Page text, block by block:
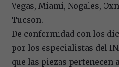
Vegas, Miami, Nogales,
Tucson.
De conformidad con los
por los especialistas del
que las piezas pertenecen